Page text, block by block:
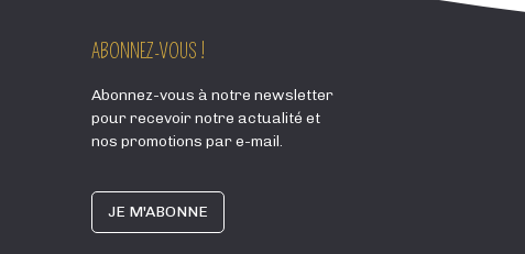
ABONNEZ-VOUS !
Abonnez-vous à notre newsletter
pour recevoir notre actualité et
nos promotions par e-mail.
JE M'ABONNE